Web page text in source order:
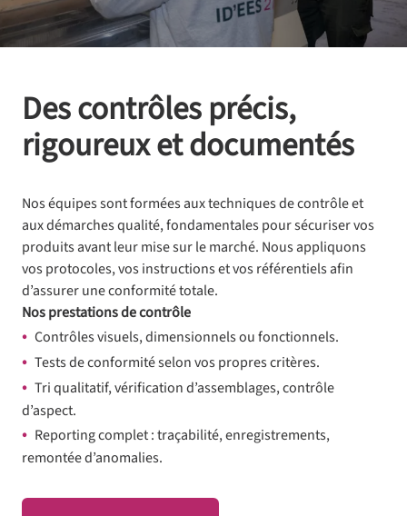
Des contrôles précis,
rigoureux et documentés
Nos équipes sont formées aux techniques de contrôle et
aux démarches qualité, fondamentales pour sécuriser vos
produits avant leur mise sur le marché. Nous appliquons
vos protocoles, vos instructions et vos référentiels afin
d’assurer une conformité totale.
Nos prestations de contrôle
Contrôles visuels, dimensionnels ou fonctionnels.
Tests de conformité selon vos propres critères.
Tri qualitatif, vérification d’assemblages, contrôle
d’aspect.
Reporting complet : traçabilité, enregistrements,
remontée d’anomalies.